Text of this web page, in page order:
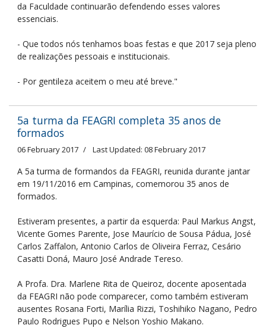
da Faculdade continuarão defendendo esses valores
essenciais.
- Que todos nós tenhamos boas festas e que 2017 seja pleno
de realizações pessoais e institucionais.
- Por gentileza aceitem o meu até breve."
5a turma da FEAGRI completa 35 anos de
formados
06 February 2017 Last Updated: 08 February 2017
A 5a turma de formandos da FEAGRI, reunida durante jantar
em 19/11/2016 em Campinas, comemorou 35 anos de
formados.
Estiveram presentes, a partir da esquerda: Paul Markus Angst,
Vicente Gomes Parente, Jose Maurício de Sousa Pádua, José
Carlos Zaffalon, Antonio Carlos de Oliveira Ferraz, Cesário
Casatti Doná, Mauro José Andrade Tereso.
A Profa. Dra. Marlene Rita de Queiroz, docente aposentada
da FEAGRI não pode comparecer, como também estiveram
ausentes Rosana Forti, Marília Rizzi, Toshihiko Nagano, Pedro
Paulo Rodrigues Pupo e Nelson Yoshio Makano.